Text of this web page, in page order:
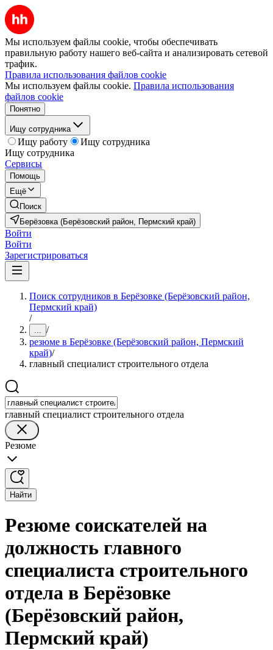
Мы используем файлы cookie, чтобы обеспечивать
правильную работу нашего веб-сайта и анализировать сетевой
трафик.
Правила использования файлов cookie
Мы используем файлы cookie. Правила использования
файлов cookie
Понятно
Ищу сотрудника
Ищу работу
Ищу сотрудника
Ищу сотрудника
Сервисы
Помощь
Ещё
Поиск
Берёзовка (Берёзовский район, Пермский край)
Войти
Войти
Зарегистрироваться
Поиск сотрудников в Берёзовке (Берёзовский район,
Пермский край)
/
... /
резюме в Берёзовке (Берёзовский район, Пермский
край)/
главный специалист строительного отдела
главный специалист строительного отдела
Резюме
Найти
Резюме соискателей на
должность главного
специалиста строительного
отдела в Берёзовке
(Берёзовский район,
Пермский край)